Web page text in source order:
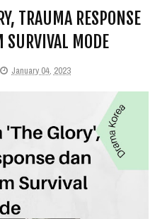
TRAUMA RESPONSE
SURVIVAL MODE
January 04, 2023